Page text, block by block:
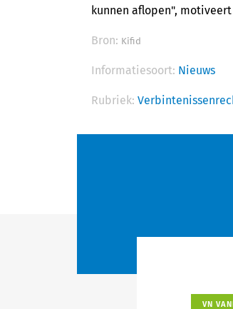
kunnen aflopen",
Bron: Kifid
Informatiesoort: Nieuws
Rubriek:
VN